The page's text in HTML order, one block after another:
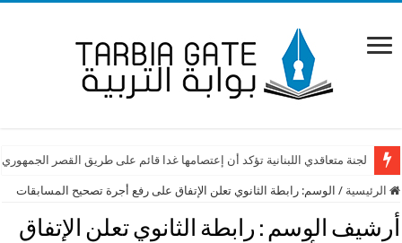
لجنة متعاقدي اللبنانية تؤكد أن إعتصامها غدا قائم على طريق القصر الجمهوري
الرئيسية / الوسم:رابطة الثانوي تعلن الإتفاق على رفع أجرة تصحيح المسابقات
أرشيف الوسم : رابطة الثانوي تعلن الإتفاق